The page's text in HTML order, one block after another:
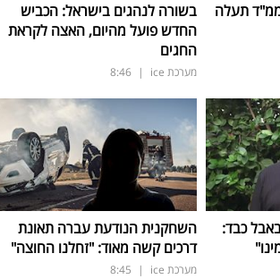
ממ"ד תעלה
בשורה לנהגים בישראל: הכביש
החדש פועל מהיום, האצה לקראת
החגים
מערכת ice |
8:46
ברדוגו וערוץ 14 באבל כבד:
השחקנית הנודעת עברה תאונת
דרכים קשה מאוד: "זחלנו החוצה"
מערכת ice |
8:45